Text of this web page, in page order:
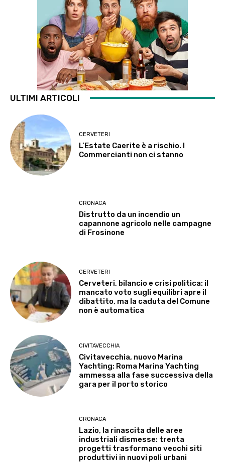
ULTIMI ARTICOLI
CERVETERI
L’Estate Caerite è a rischio. I
Commercianti non ci stanno
CRONACA
Distrutto da un incendio un
capannone agricolo nelle campagne
di Frosinone
CERVETERI
Cerveteri, bilancio e crisi politica: il
mancato voto sugli equilibri apre il
dibattito, ma la caduta del Comune
non è automatica
CIVITAVECCHIA
Civitavecchia, nuovo Marina
Yachting: Roma Marina Yachting
ammessa alla fase successiva della
gara per il porto storico
CRONACA
Lazio, la rinascita delle aree
industriali dismesse: trenta
progetti trasformano vecchi siti
produttivi in nuovi poli urbani